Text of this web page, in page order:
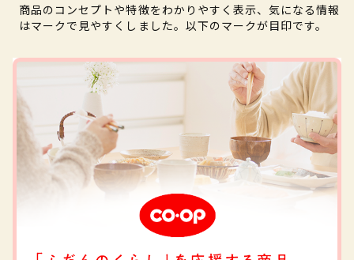
商品のコンセプトや特徴をわかりやすく表示、気になる情報
はマークで見やすくしました。以下のマークが目印です。